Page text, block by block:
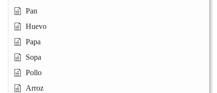
Pan
Huevo
Papa
Sopa
Pollo
Arroz